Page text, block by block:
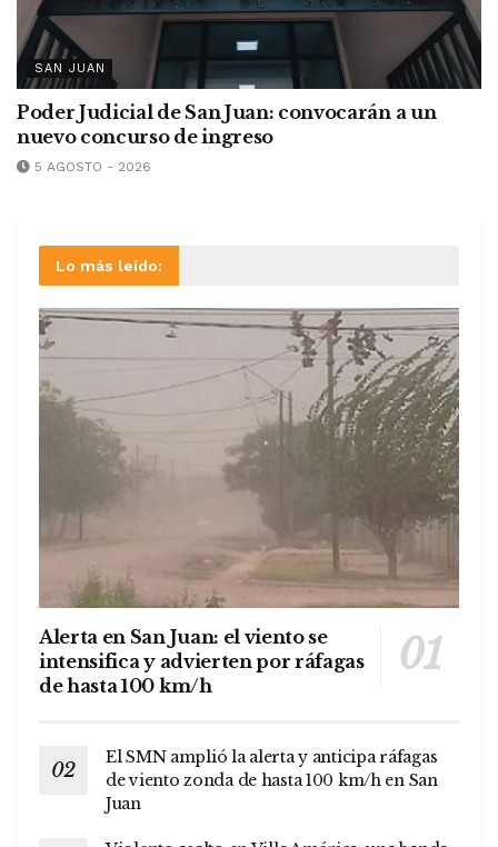
SAN JUAN
Poder Judicial de San Juan: convocarán a un
nuevo concurso de ingreso
5 AGOSTO - 2026
Lo más leído:
Alerta en San Juan: el viento se
intensifica y advierten por ráfagas
de hasta 100 km/h
El SMN amplió la alerta y anticipa ráfagas
de viento zonda de hasta 100 km/h en San
Juan